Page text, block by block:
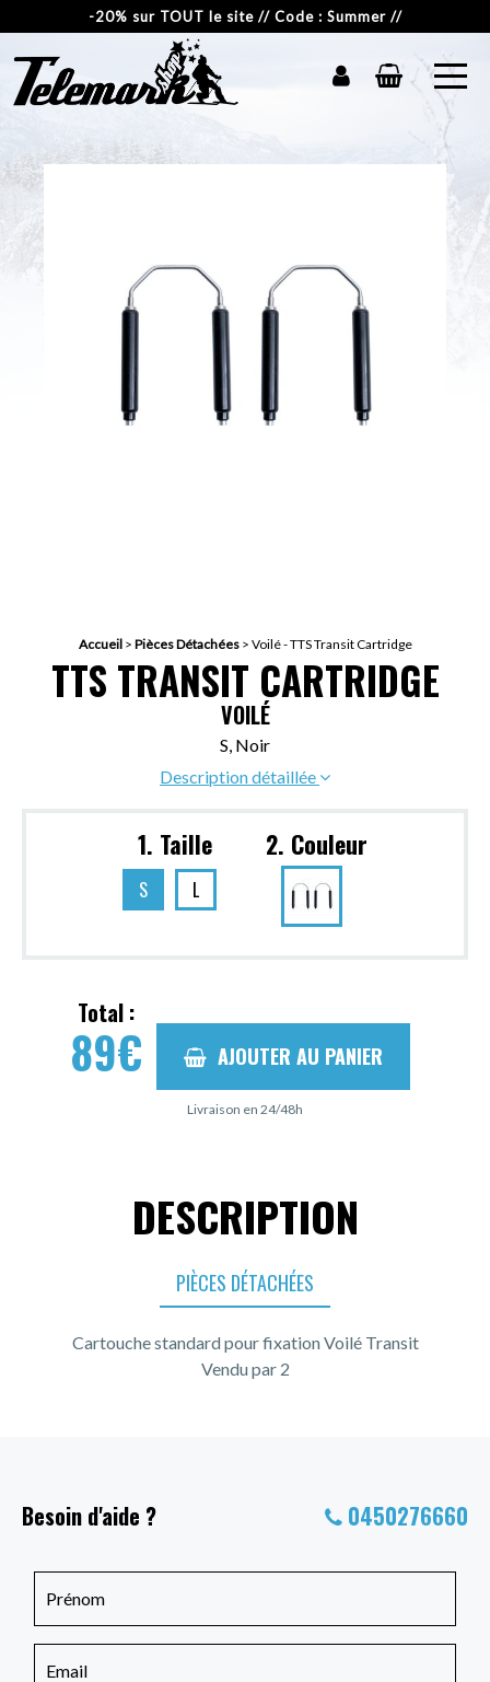
-20% sur TOUT le site // Code : Summer //
Accueil> Pièces Détachées> Voilé - TTS Transit Cartridge
TTS TRANSIT CARTRIDGE
VOILÉ
S, Noir
Description détaillée
1. Taille
S L
2. Couleur
Total :
89€ AJOUTER AU PANIER
Livraison en 24/48h
DESCRIPTION
PIÈCES DÉTACHÉES
Cartouche standard pour fixation Voilé Transit
Vendu par 2
Besoin d'aide ? 0450276660